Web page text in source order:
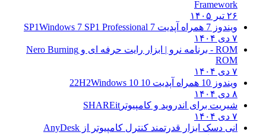
Framework
۲۶ تیر ۱۴۰۵
ویندوز 7 همراه آپدیت 7 SP1
Windows 7 SP1 Professional
۷ دی ۱۴۰۴
ROM - برنامه نرو | ابزار رایت حرفه ای و
Nero Burning
ROM
۷ دی ۱۴۰۴
ویندوز 10 همراه آپدیت 10 22H2
Windows 10
۸ دی ۱۴۰۴
شیریت برای اندروید و کامپیوتر SHAREit
۷ دی ۱۴۰۴
انی دسک ابزار قدرتمند کنترل کامپیوتر از AnyDesk